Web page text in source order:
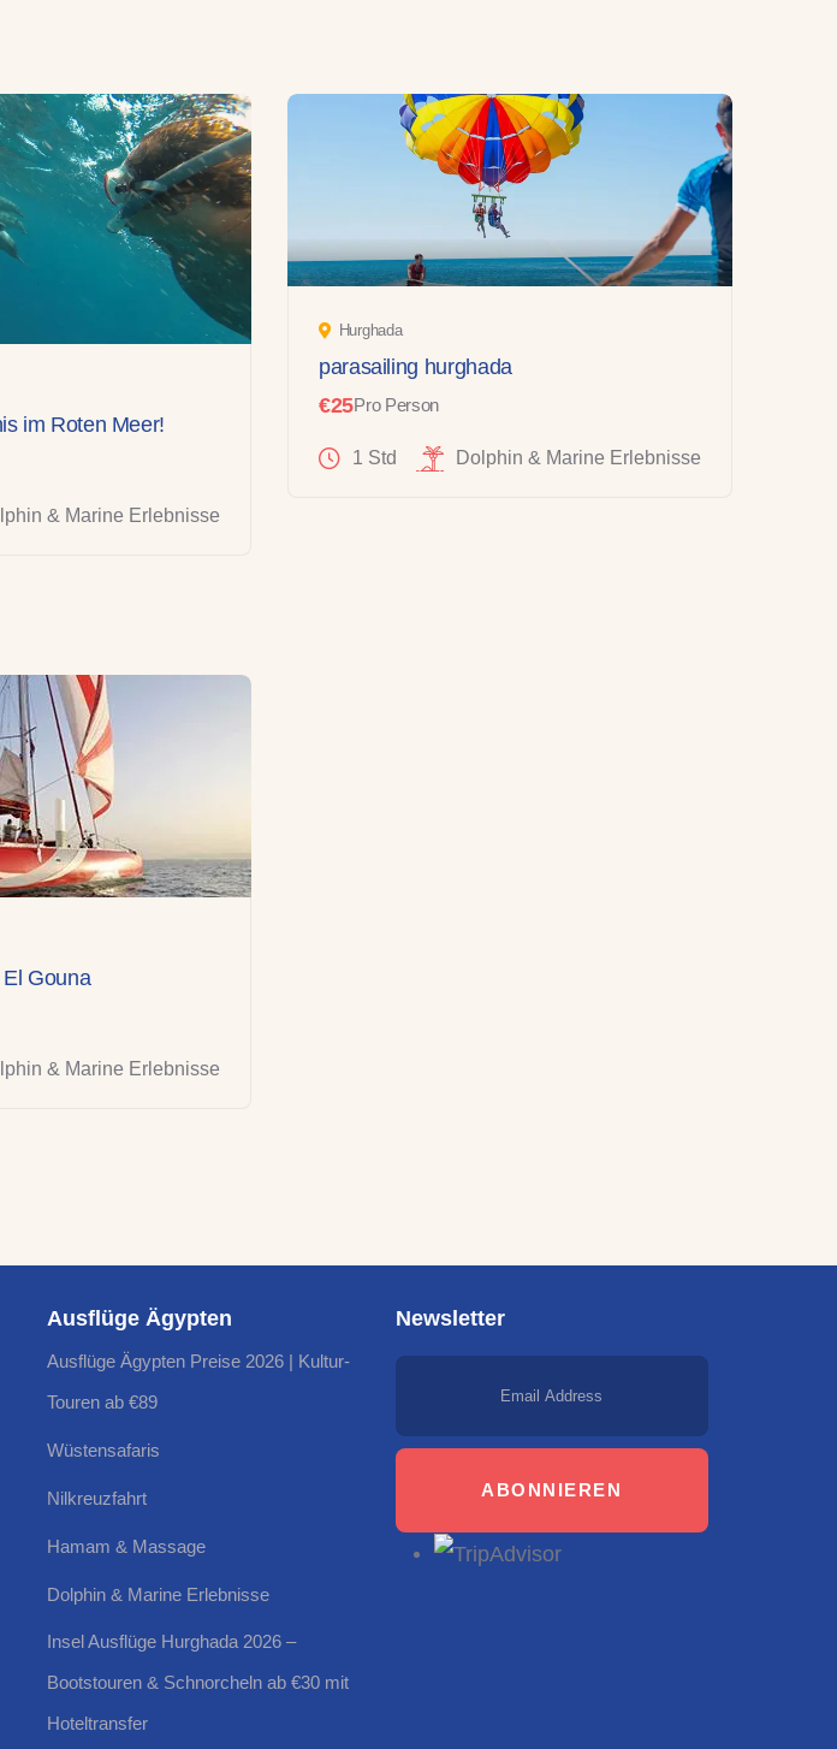
im Roten Meer!
& Marine Erlebnisse
Hurghada
parasailing hurghada
€25Pro Person
1 Std Dolphin & Marine Erlebnisse
Gouna
& Marine Erlebnisse
Ausflüge Ägypten
Ausflüge Ägypten Preise 2026 | Kultur-
Touren ab €89
Wüstensafaris
Nilkreuzfahrt
Hamam & Massage
Dolphin & Marine Erlebnisse
Insel Ausflüge Hurghada 2026 –
Bootstouren & Schnorcheln ab €30 mit
Hoteltransfer
Newsletter
ABONNIEREN